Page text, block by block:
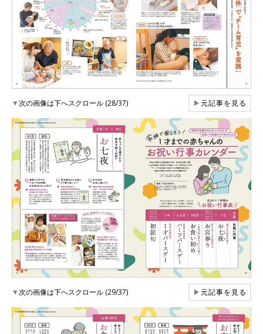
▼次の画像は下へスクロール (28/37) ▶元記事を見る
▼次の画像は下へスクロール (29/37) ▶元記事を見る